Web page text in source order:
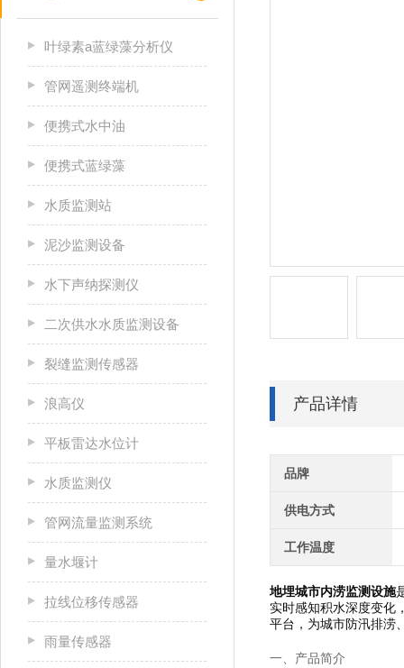
叶绿素a蓝绿藻分析仪
管网遥测终端机
便携式水中油
便携式蓝绿藻
水质监测站
泥沙监测设备
水下声纳探测仪
二次供水水质监测设备
裂缝监测传感器
浪高仪
平板雷达水位计
水质监测仪
管网流量监测系统
量水堰计
拉线位移传感器
雨量传感器
产品详情
品牌
供电方式
工作温度
地埋城市内涝监测设施
实时感知积水深度变化
平台，为城市防汛排涝
一、产品简介